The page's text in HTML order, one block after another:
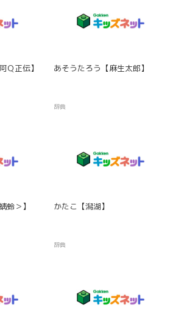
Ｑ正伝】 あそうたろう【麻生太郎】
辞典
蛉＞】 かたこ【潟湖】
辞典